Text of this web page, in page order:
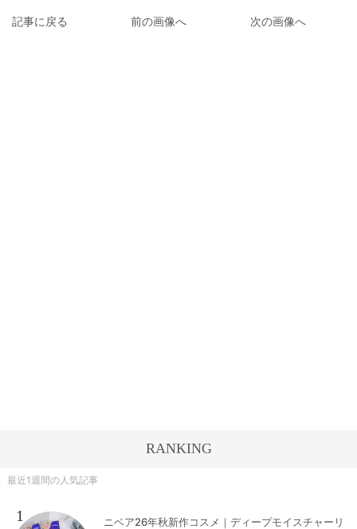
記事に戻る 前の画像へ 次の画像へ
RANKING
最近1週間の人気記事
1
ニベア26年秋新作コスメ｜ディープモイスチャーリ